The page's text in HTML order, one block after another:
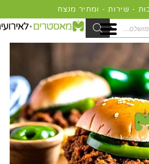
- שירות - ומחיר מנצח
עד